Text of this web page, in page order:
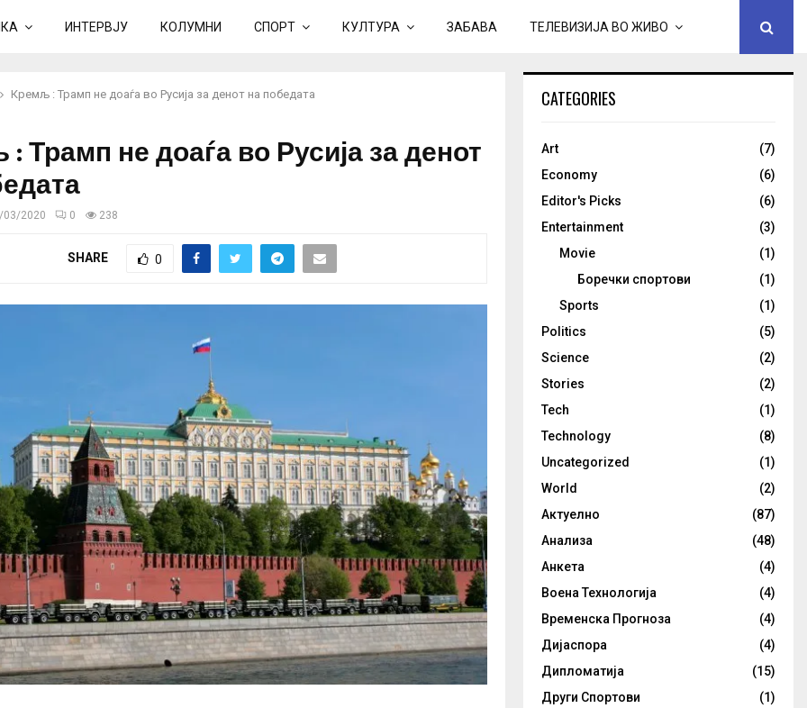
ИНТЕРВЈУ КОЛУМНИ СПОРТ КУЛТУРА ЗАБАВА ТЕЛЕВИЗИЈА ВО ЖИВО
Кремљ : Трамп не доаѓа во Русија за денот на победата
Трамп не доаѓа во Русија за денот
03/2020 0 238
SHARE 0
CATEGORIES
Art
(7)
Economy
(6)
Editor's Picks
(6)
Entertainment
(3)
Movie
(1)
Боречки спортови
(1)
Sports
(1)
Politics
(5)
Science
(2)
Stories
(2)
Tech
(1)
Technology
(8)
Uncategorized
(1)
World
(2)
Актуелно
(87)
Анализа
(48)
Анкета
(4)
Воена Технологија
(4)
Временска Прогноза
(4)
Дијаспора
(4)
Дипломатија
(15)
Други Спортови
(1)